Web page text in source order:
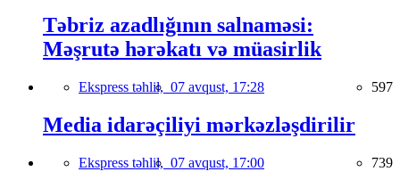
Təbriz azadlığının salnaməsi:
Məşrutə hərəkatı və müasirlik
Ekspress təhlil, 07 avqust, 17:28 597
Media idarəçiliyi mərkəzləşdirilir
Ekspress təhlil, 07 avqust, 17:00 739